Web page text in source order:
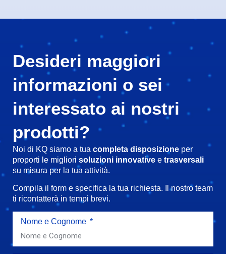
Desideri maggiori
informazioni o sei
interessato ai nostri
prodotti?
Noi di KQ siamo a tua completa disposizione per
proporti le migliori soluzioni innovative e trasversali
su misura per la tua attività.
Compila il form e specifica la tua richiesta. Il nostro team
ti ricontatterà in tempi brevi.
Nome e Cognome